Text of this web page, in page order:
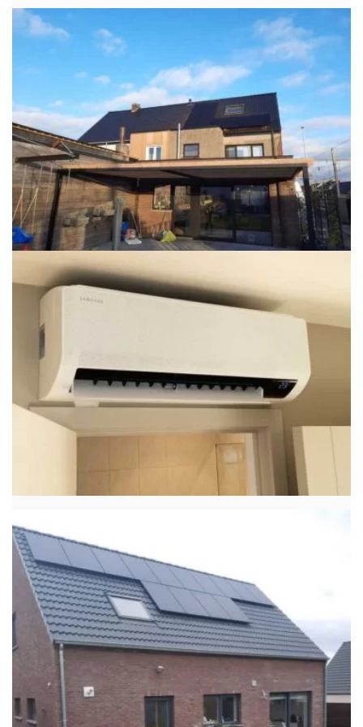
4 januari 2021
Warmtepompen
Realisatie 2x Samsung single split
airco/warmtepomp Wind Free Comfort
te Iddergem
Hier heeft Klima-Technics…
LEES MEER
23 december 2020 Klimatechnics.be
Realisatie 10x Qcells zonnepanelen 340
Wp monokristallijn Full Black met SMA
omvormer SB3.0 1AV te Herzele
Hier heeft Klima-Technics…
LEES MEER
Zonnepanelen
Realisatie Samsung multisplit
airco/warmtepomp met 3 binnenunits
wind free Elite + Comfort te Wichelen
Hier heeft Klima-Technics…
LEES MEER